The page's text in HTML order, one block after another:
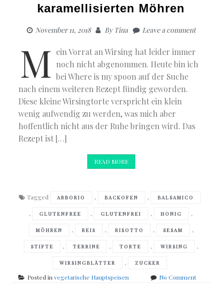
karamellisierten Möhren
November 11, 2018 ByTina Leave a comment
M ein Vorrat an Wirsing hat leider immer
noch nicht abgenommen. Heute bin ich
bei Where is my spoon auf der Suche
nach einem weiteren Rezept fündig geworden.
Diese kleine Wirsingtorte verspricht ein klein
wenig aufwendig zu werden, was mich aber
hoffentlich nicht aus der Ruhe bringen wird. Das
Rezept ist […]
READ MORE
Tagged ARBORIO , BACKOFEN , BALSAMICO
, GLUTENFREE , GLUTENFREI , HONIG ,
MÖHREN , REIS , RISOTTO , SESAM ,
STIFTE , TERRINE , TORTE , WIRSING ,
WIRSINGBLÄTTER , ZUCKER
Posted invegetarische Hauptspeisen No Commenton